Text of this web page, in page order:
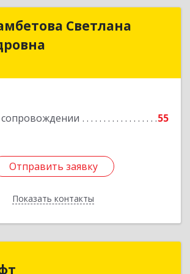
Светлана
55
Отправить заявку
Показать контакты
Светлана
Подробнее
Отправить заявку
Назад